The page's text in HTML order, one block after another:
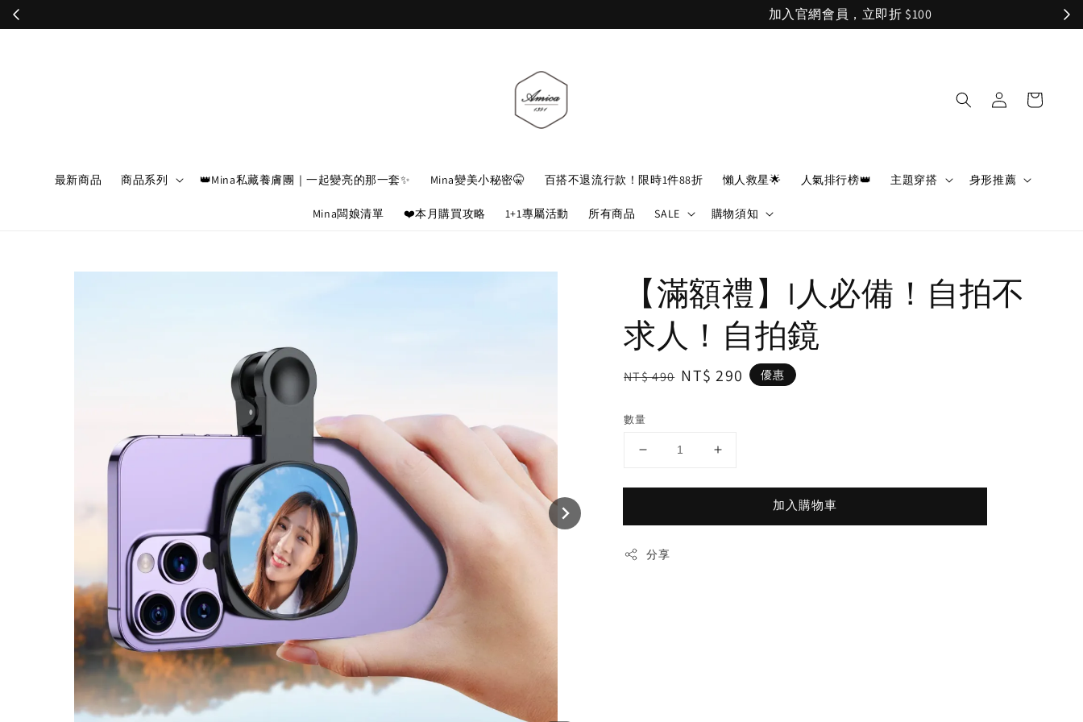
最新商品 商品系列 👑Mina私藏養膚團｜一起變亮的那一套✨ Mina變美小秘密🤫 百搭不退流行款！限時1件88折 懶人救星🌟 人氣排行榜👑 主題穿搭 身形推薦
Mina闆娘清單 ❤️本月購買攻略 1+1專屬活動 所有商品 SALE 購物須知
【滿額禮】I人必備！自拍不
求人！自拍鏡
Regular
NT$ 490 Sale
NT$ 290 優惠
數量
加入購物車
分享